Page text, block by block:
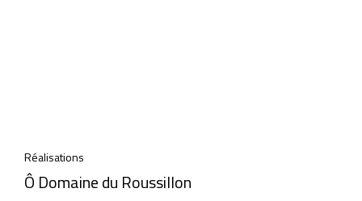
Réalisations
Ô Domaine du Roussillon